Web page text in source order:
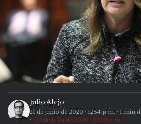
Julio Alejo
21 de junio de 2020 · 12:54 p.m. · 1 min
2 de julio de 2026 · 02:10 p.m.